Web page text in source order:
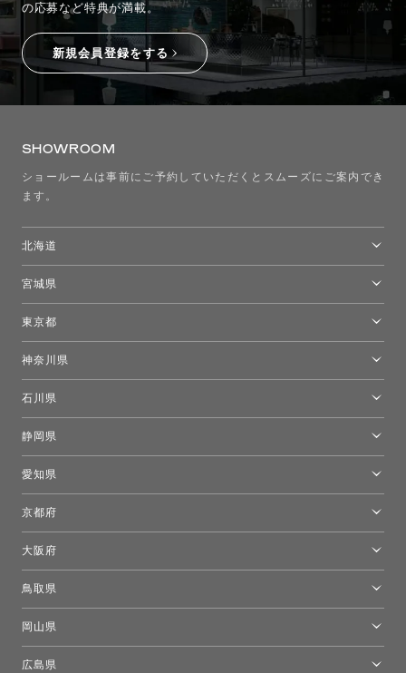
の応募など特典が満載。
新規会員登録をする
SHOWROOM
ショールームは事前にご予約していただくとスムーズにご案内でき
ます。
北海道
宮城県
東京都
モーイ東京
キーブー東京
FLOS｜フロスデザインスペース青山
神奈川県
石川県
静岡県
愛知県
京都府
大阪府
鳥取県
岡山県
広島県